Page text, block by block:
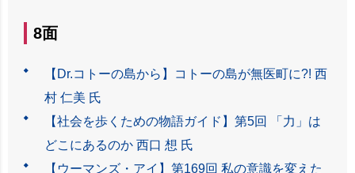
8面
【Dr.コトーの島から】コトーの島が無医町に?! 西
村 仁美 氏
【社会を歩くための物語ガイド】第5回 「力」は
どこにあるのか 西口 想 氏
【ウーマンズ・アイ】第169回 私の意識を変えた